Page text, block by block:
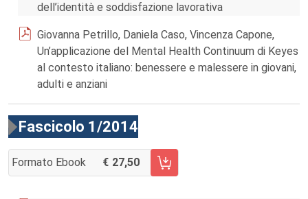
dell’identità e soddisfazione lavorativa
Giovanna Petrillo, Daniela Caso, Vincenza Capone,
Un’applicazione del Mental Health Continuum di Keyes
al contesto italiano: benessere e malessere in giovani,
adulti e anziani
Fascicolo 1/2014
Formato Ebook 27,50
AGGIUNGI AL CARRELLO FASCICOLO 1/2014